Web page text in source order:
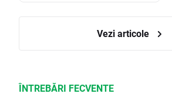
Vezi articole
ÎNTREBĂRI FECVENTE